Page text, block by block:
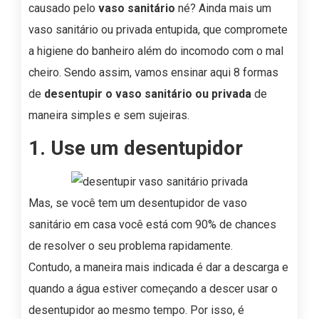
causado pelo vaso sanitário né? Ainda mais um
vaso sanitário ou privada entupida, que compromete
a higiene do banheiro além do incomodo com o mal
cheiro. Sendo assim, vamos ensinar aqui 8 formas
de desentupir o vaso sanitário ou privada de
maneira simples e sem sujeiras.
1. Use um desentupidor
Mas, se você tem um desentupidor de vaso
sanitário em casa você está com 90% de chances
de resolver o seu problema rapidamente.
Contudo, a maneira mais indicada é dar a descarga e
quando a água estiver começando a descer usar o
desentupidor ao mesmo tempo. Por isso, é